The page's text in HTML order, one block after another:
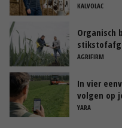
KALVOLAC
Organisch
AGRIFIRM
In vier
volgen op
YARA